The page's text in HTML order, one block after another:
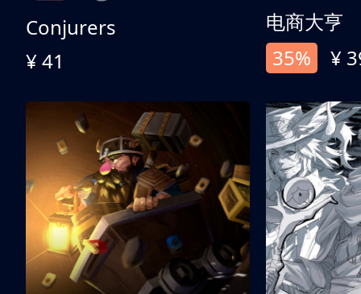
Conjurers
¥ 41
电商大亨
35%
¥